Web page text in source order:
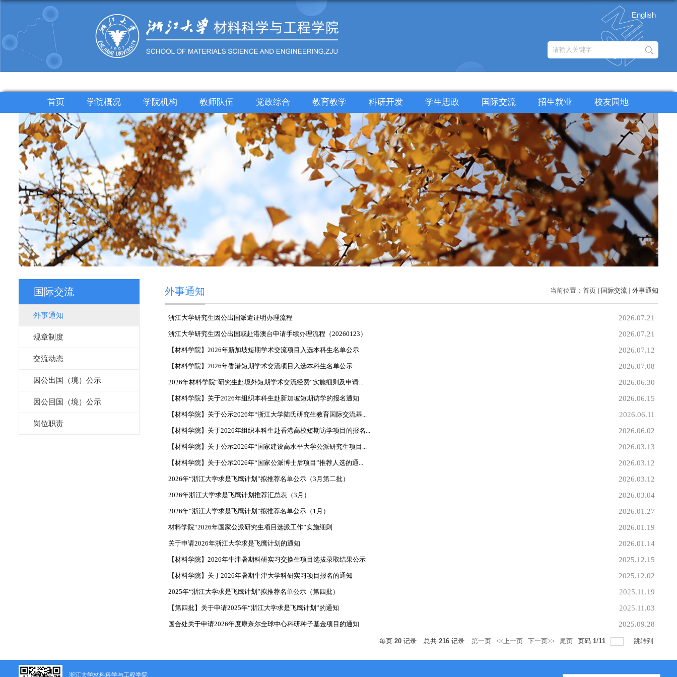
English
首页 学院概况 学院机构 教师队伍 党政综合 教育教学 科研开发 学生思政 国际交流 招生就业 校友园地
国际交流
外事通知
规章制度
交流动态
因公出国（境）公示
因公回国（境）公示
岗位职责
当前位置： 首页 国际交流 外事通知
外事通知
浙江大学研究生因公出国派遣证明办理流程 2026.07.21
浙江大学研究生因公出国或赴港澳台申请手续办理流程（20260123） 2026.07.21
【材料学院】2026年新加坡短期学术交流项目入选本科生名单公示 2026.07.12
【材料学院】2026年香港短期学术交流项目入选本科生名单公示 2026.07.08
2026年材料学院“研究生赴境外短期学术交流经费”实施细则及申请... 2026.06.30
【材料学院】关于2026年组织本科生赴新加坡短期访学的报名通知 2026.06.15
【材料学院】关于公示2026年“浙江大学陆氏研究生教育国际交流基... 2026.06.11
【材料学院】关于2026年组织本科生赴香港高校短期访学项目的报名... 2026.06.02
【材料学院】关于公示2026年“国家建设高水平大学公派研究生项目... 2026.03.13
【材料学院】关于公示2026年“国家公派博士后项目”推荐人选的通... 2026.03.12
2026年“浙江大学求是飞鹰计划”拟推荐名单公示（3月第二批） 2026.03.12
2026年浙江大学求是飞鹰计划推荐汇总表（3月） 2026.03.04
2026年“浙江大学求是飞鹰计划”拟推荐名单公示（1月） 2026.01.27
材料学院“2026年国家公派研究生项目选派工作”实施细则 2026.01.19
关于申请2026年浙江大学求是飞鹰计划的通知 2026.01.14
【材料学院】2026年牛津暑期科研实习交换生项目选拔录取结果公示 2025.12.15
【材料学院】关于2026年暑期牛津大学科研实习项目报名的通知 2025.12.02
2025年“浙江大学求是飞鹰计划”拟推荐名单公示（第四批） 2025.11.19
【第四批】关于申请2025年“浙江大学求是飞鹰计划”的通知 2025.11.03
国合处关于申请2026年度康奈尔全球中心科研种子基金项目的通知 2025.09.28
每页 20 记录 总共 216 记录 第一页 <<上一页 下一页>> 尾页 页码 1/11 跳转到
浙江大学材料科学与工程学院